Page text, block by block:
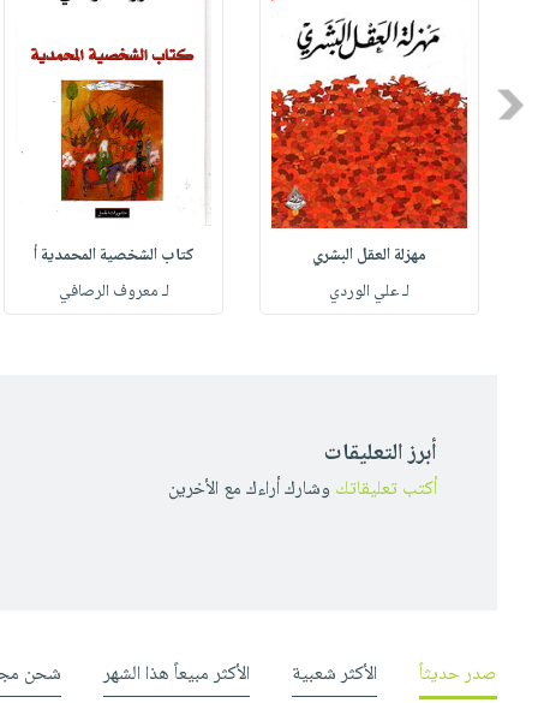
Previous
مهزلة العقل البشري
لـ علي الوردي
كتاب الشخصية المحمدية أ
لـ معروف الرصافي
أبرز التعليقات
أكتب تعليقاتك وشارك أراءك مع الأخرين
صدر حديثاً الأكثر شعبية الأكثر مبيعاً هذا الشهر شحن